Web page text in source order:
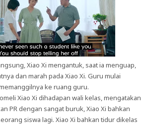
Xiao Xi mengantuk, saat ia menguap,
dan marah pada Xiao Xi. Guru mulai
ke ruang guru.
Xiao Xi dihadapan wali kelas, mengatakan
PR dengan sangat buruk, Xiao Xi bahkan
siswa lagi. Xiao Xi bahkan tidur dikelas